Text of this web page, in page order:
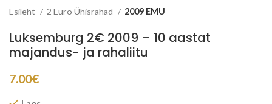
Esileht 2 Euro Ühisrahad 2009 EMU
Luksemburg 2€ 2009 – 10 aastat
majandus- ja rahaliitu
7.00€